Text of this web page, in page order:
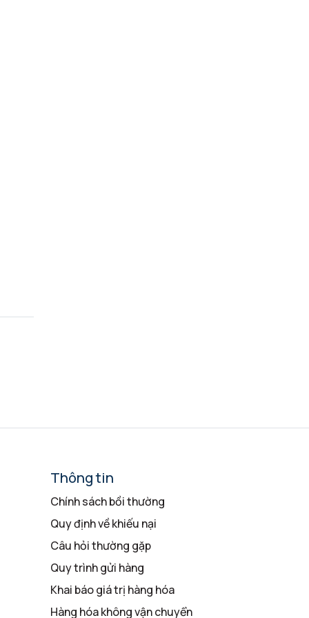
Thông tin
Chính sách bồi thường
Quy định về khiếu nại
Câu hỏi thường gặp
Quy trình gửi hàng
Khai báo giá trị hàng hóa
Hàng hóa không vận chuyển